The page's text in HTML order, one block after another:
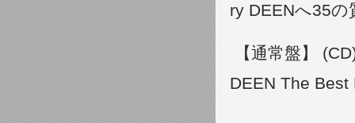
ry DEENへ35の
【通常盤】
DEEN The